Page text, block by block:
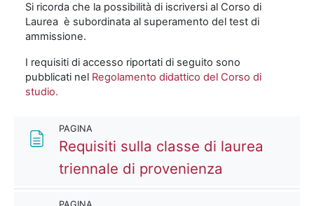
Si ricorda che la possibilità di iscriversi al Corso di
Laurea è subordinata al superamento del test di
ammissione.
I requisiti di accesso riportati di seguito sono
pubblicati nel Regolamento didattico del Corso di
studio.
PAGINA
Requisiti sulla classe di laurea
triennale di provenienza